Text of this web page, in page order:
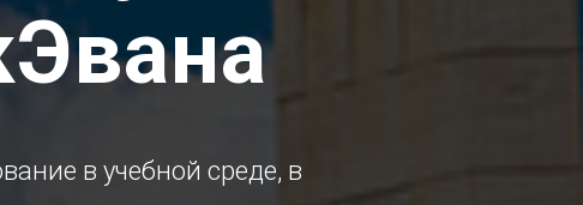
в учебной среде, в